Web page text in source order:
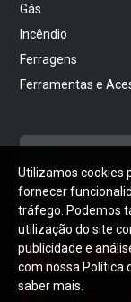
Gás
Incêndio
Ferragens
Ferramentas e
NEWSLETTER
Receba notícias
Utilizamos cookies
fornecer
tráfego. Podemos
utilização do site
publicidade e
com nossa Política
saber mais.